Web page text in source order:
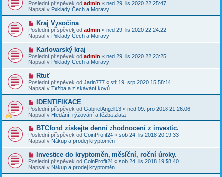
v
e
k
í
s
p
v
e
k
o
v
ý
p
í
s
p
v
e
k
Poslední příspěvek od admin « ned 29. lis 2020 22:25:47
Napsal v Poklady Čech a Moravy
N
o
v
ý
p
í
s
p
v
e
k
Kraj Vysočina
Poslední příspěvek od admin « ned 29. lis 2020 22:24:22
Napsal v Poklady Čech a Moravy
N
o
v
ý
p
í
s
p
v
e
k
Karlovarský kraj
Poslední příspěvek od admin « ned 29. lis 2020 22:23:25
Napsal v Poklady Čech a Moravy
N
o
v
ý
p
í
s
p
v
e
k
Rtuť
Poslední příspěvek od Jarin777 « stř 19. srp 2020 15:58:14
Napsal v Těžba a získávání kovů
N
o
v
ý
p
í
s
p
v
e
k
IDENTIFIKACE
Poslední příspěvek od GabrielAngell13 « ned 09. pro 2018 21:26:06
Napsal v Hledání, rýžování a těžba zlata
N
o
v
ý
p
í
s
p
BTCfond získejte denní zhodnocení z investic.
Poslední příspěvek od CoinProfit24 « sob 24. lis 2018 20:19:33
Napsal v Nákup a prodej kryptoměn
N
o
v
ý
Investice do kryptoměn, měsíční, roční úroky.
Poslední příspěvek od CoinProfit24 « sob 24. lis 2018 19:58:40
Napsal v Nákup a prodej kryptoměn